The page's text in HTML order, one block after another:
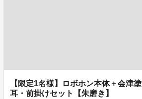
【限定1名様】ロボホン本体＋会津
耳・前掛けセット【朱磨き】